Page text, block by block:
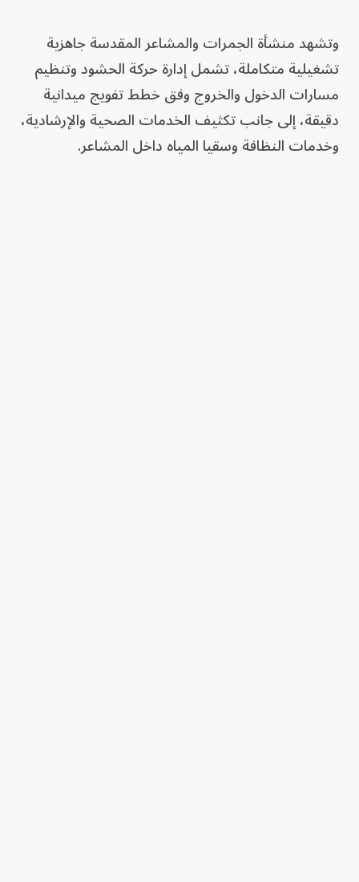
وتشهد منشأة الجمرات والمشاعر المقدسة جاهزية
تشغيلية متكاملة، تشمل إدارة حركة الحشود وتنظيم
مسارات الدخول والخروج وفق خطط تفويج ميدانية
دقيقة، إلى جانب تكثيف الخدمات الصحية والإرشادية،
وخدمات النظافة وسقيا المياه داخل المشاعر.